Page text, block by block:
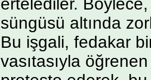
süngüsü altında
Bu işgali, fedakar
vasıtasıyla